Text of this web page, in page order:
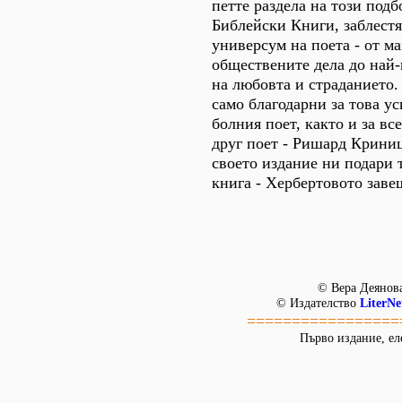
петте раздела на този
Библейски Книги,
универсум на поета - от
обществените дела до
на любовта и
само благодарни за това
болния поет, както и за
друг поет - Ришард
своето издание ни подари
книга - Хербертовото
© Вера
© Издателство
Първо издание,